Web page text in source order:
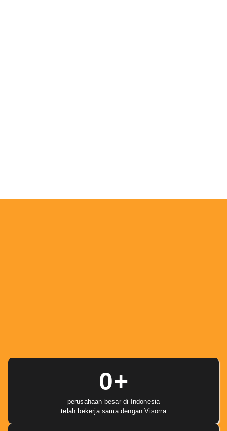
perusahaan besar di Indonesia
telah bekerja sama dengan Visorra
0+